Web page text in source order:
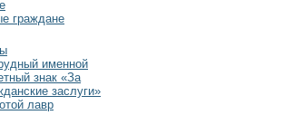
граждане
именной
знак «За
заслуги»
лавр